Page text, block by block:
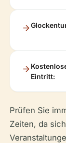
Eintritt:
Prüfen Sie
Zeiten, da